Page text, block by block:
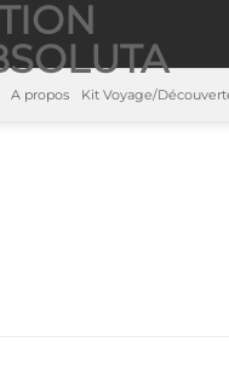
A propos Kit Voyage/